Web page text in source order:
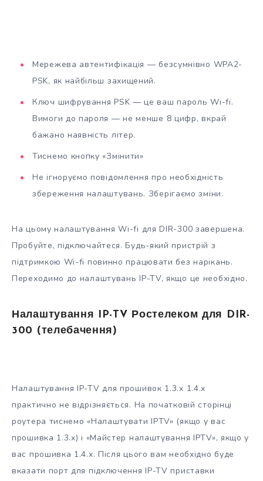
Мережева автентифікація — безсумнівно WPA2-
PSK, як найбільш захищений.
Ключ шифрування PSK — це ваш пароль Wi-fi.
Вимоги до пароля — не менше 8 цифр, вкрай
бажано наявність літер.
Тиснемо кнопку «Змінити»
Не ігноруємо повідомлення про необхідність
збереження налаштувань. Зберігаємо зміни.
На цьому налаштування Wi-fi для DIR-300 завершена.
Пробуйте, підключайтеся. Будь-який пристрій з
підтримкою Wi-fi повинно працювати без нарікань.
Переходимо до налаштувань IP-TV, якщо це необхідно.
Налаштування IP-TV Ростелеком для DIR-
300 (телебачення)
Налаштування IP-TV для прошивок 1.3.x 1.4.x
практично не відрізняється. На початковій сторінці
роутера тиснемо «Налаштувати IPTV» (якщо у вас
прошивка 1.3.x) і «Майстер налаштування IPTV», якщо у
вас прошивка 1.4.x. Після цього вам необхідно буде
вказати порт для підключення IP-TV приставки